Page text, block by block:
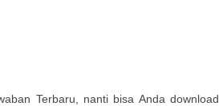
Terbaru, nanti bisa Anda download